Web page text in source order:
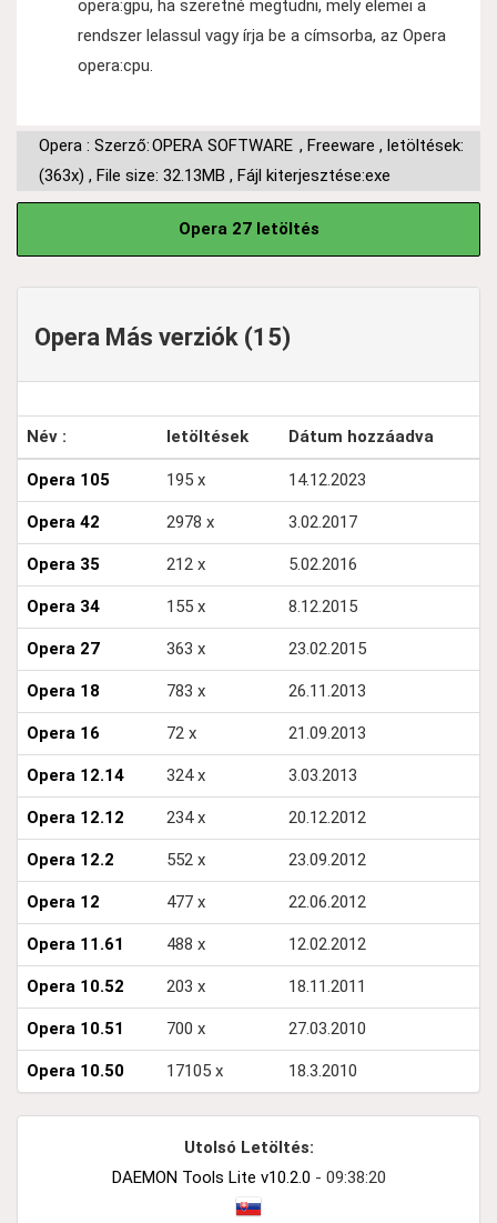
opera:gpu, ha szeretné megtudni, mely elemei a
rendszer lelassul vagy írja be a címsorba, az Opera
opera:cpu.
Opera : Szerző:OPERA SOFTWARE , Freeware , letöltések:
(363x) , File size: 32.13MB , Fájl kiterjesztése:exe
Opera 27 letöltés
Opera Más verziók (15)
Név : letöltések Dátum hozzáadva
Opera 105 195 x 14.12.2023
Opera 42 2978 x 3.02.2017
Opera 35 212 x 5.02.2016
Opera 34 155 x 8.12.2015
Opera 27 363 x 23.02.2015
Opera 18 783 x 26.11.2013
Opera 16 72 x 21.09.2013
Opera 12.14 324 x 3.03.2013
Opera 12.12 234 x 20.12.2012
Opera 12.2 552 x 23.09.2012
Opera 12 477 x 22.06.2012
Opera 11.61 488 x 12.02.2012
Opera 10.52 203 x 18.11.2011
Opera 10.51 700 x 27.03.2010
Opera 10.50 17105 x 18.3.2010
Utolsó Letöltés:
DAEMON Tools Lite v10.2.0 - 09:38:20